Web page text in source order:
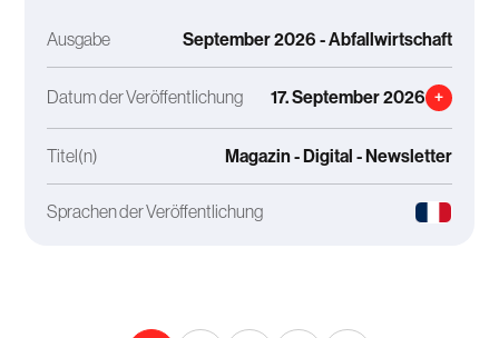
Ausgabe September 2026 - Abfallwirtschaft
Datum der Veröffentlichung 17. September 2026 +
Titel(n) Magazin - Digital - Newsletter
Sprachen der Veröffentlichung